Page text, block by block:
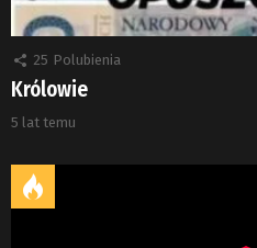
25 Polubienia
Królowie
5 lat temu